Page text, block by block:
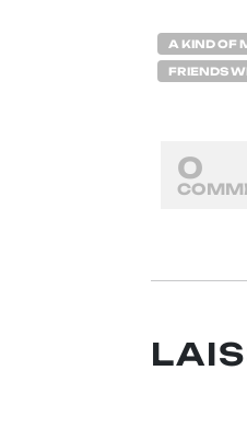
A KIND OF
FRIENDS
0